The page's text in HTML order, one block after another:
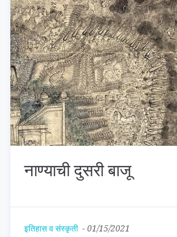
नाण्याची दुसरी बाजू
इतिहास व संस्कृती - 01/15/2021